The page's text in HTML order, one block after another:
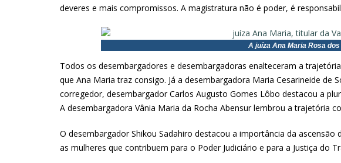
deveres e mais compromissos. A magistratura não é poder, é
A juíza Ana Maria Rosa
Todos os desembargadores e desembargadoras enalteceram a
que Ana Maria traz consigo. Já a desembargadora Maria Cesarineide
corregedor, desembargador Carlos Augusto Gomes Lôbo destacou a
A desembargadora Vânia Maria da Rocha Abensur lembrou a trajetória
O desembargador Shikou Sadahiro destacou a importância da
as mulheres que contribuem para o Poder Judiciário e para a Justiça do